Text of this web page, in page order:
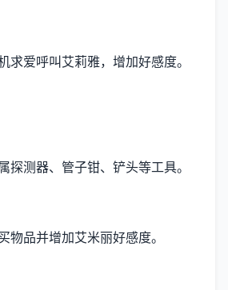
求爱呼叫艾莉雅，增加好感度。
探测器、管子钳、铲头等工具。
物品并增加艾米丽好感度。